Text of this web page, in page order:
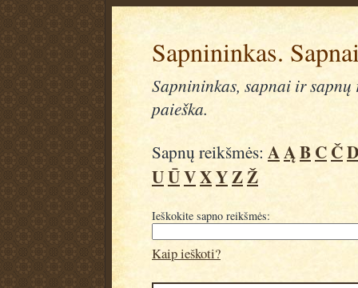
Sapnininkas.
Sapnininkas, sapnai ir
paieška.
Sapnų reikšmės: AĄBCČD
UŪVXYZŽ
Ieškokite sapno reikšmės:
Kaip ieškoti?